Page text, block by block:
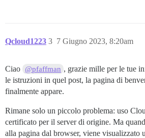
Qcloud1223 7 Giugno 2023, 8:20am
3
Ciao @pfaffman , grazie mille per le tue
le istruzioni in quel post, la pagina di
finalmente appare.
Rimane solo un piccolo problema: uso
certificato per il server di origine. Ma
alla pagina dal browser, viene visualizzato